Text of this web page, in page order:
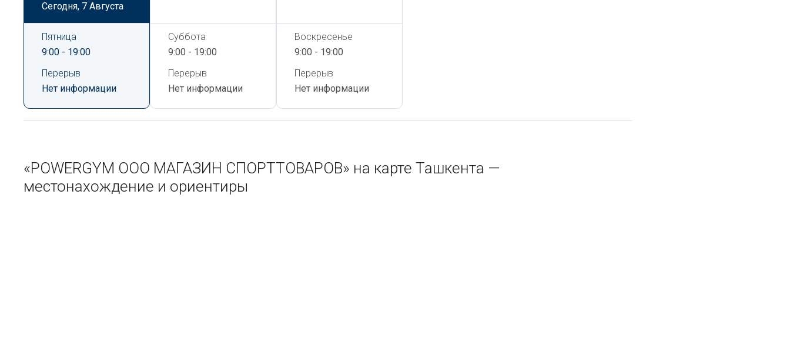
Сегодня, 7 Августа
Пятница
9:00 - 19:00
Перерыв
Нет информации
Суббота
9:00 - 19:00
Перерыв
Нет информации
Воскресенье
9:00 - 19:00
Перерыв
Нет информации
«POWERGYM ООО МАГАЗИН СПОРТТОВАРОВ» на карте Ташкента —
местонахождение и ориентиры